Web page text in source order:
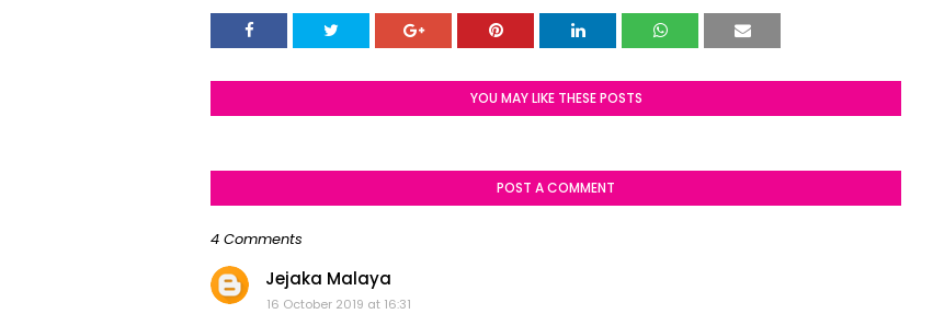
YOU MAY LIKE THESE POSTS
POST A COMMENT
4 Comments
Jejaka Malaya
16 October 2019 at 16:31